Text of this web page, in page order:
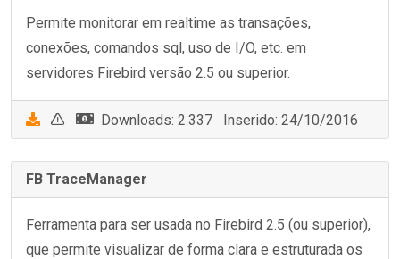
Permite monitorar em realtime as transações,
conexões, comandos sql, uso de I/O, etc. em
servidores Firebird versão 2.5 ou superior.
Downloads: 2.337 Inserido: 24/10/2016
FB TraceManager
Ferramenta para ser usada no Firebird 2.5 (ou superior),
que permite visualizar de forma clara e estruturada os